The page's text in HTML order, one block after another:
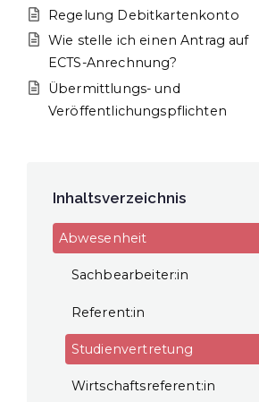
Regelung Debitkartenkonto
Wie stelle ich einen Antrag auf
ECTS-Anrechnung?
Übermittlungs- und
Veröffentlichungspflichten
Inhaltsverzeichnis
Abwesenheit
Sachbearbeiter:in
Referent:in
Studienvertretung
Wirtschaftsreferent:in